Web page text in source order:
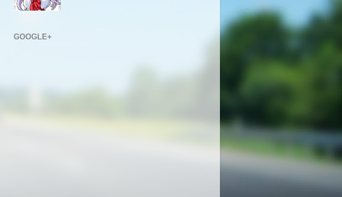
GOOGLE+